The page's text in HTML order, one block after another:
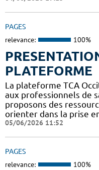
PAGES
relevance: 100%
PLATEFORME
La plateforme TCA
aux professionnels de
proposons des
orienter dans la prise
05/06/2026 11:52
PAGES
relevance: 100%